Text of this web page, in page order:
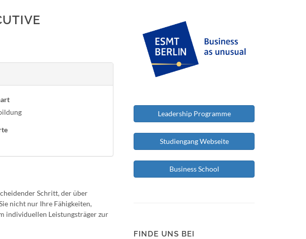
Schritt, der über
nicht nur Ihre Fähigkeiten,
individuellen Leistungsträger zur
Leadership Programme
Studiengang Webseite
Business School
FINDE UNS BEI